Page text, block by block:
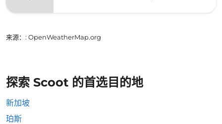
来源： : OpenWeatherMap.org
探索 Scoot 的首选目的地
新加坡
珀斯